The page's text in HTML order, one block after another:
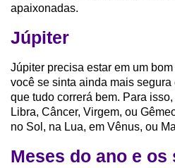
apaixonadas.
Júpiter
Júpiter precisa estar em um
você se sinta ainda mais
que tudo correrá bem. Para
Libra, Câncer, Virgem, ou
no Sol, na Lua, em Vênus, ou
Meses do ano e os